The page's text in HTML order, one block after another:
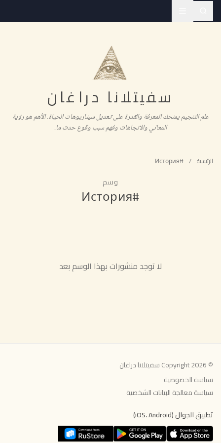
سفيتلانا دراغان
علم التنجيم يمنحك المعرفة والقدرة على تعديل سيناريوهات الحياة. الأهم هو رؤية
المعاني والاتجاهات وفهم سبب وقوع حدث ما.
الرئيسية /
#История
وسم
#История
لا توجد منشورات بهذا الوسم بعد
© Copyright 2026 سفيتلانا دراغان
سياسة الخصوصية
سياسة معالجة البيانات الشخصية
تطبيق الجوال (iOS، Android)